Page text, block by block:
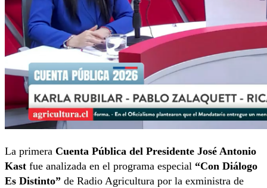
La primera Cuenta Pública del Presidente José Antonio
Kast fue analizada en el programa especial “Con Diálogo
Es Distinto” de Radio Agricultura por la exministra de